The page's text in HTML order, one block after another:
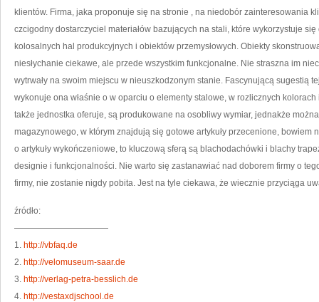
klientów. Firma, jaka proponuje się na stronie , na niedobór zainteresowania
czcigodny dostarczyciel materiałów bazujących na stali, które wykorzystuje
kolosalnych hal produkcyjnych i obiektów przemysłowych. Obiekty
niesłychanie ciekawe, ale przede wszystkim funkcjonalne. Nie straszna im
wytrwały na swoim miejscu w nieuszkodzonym stanie. Fascynującą sugestią
wykonuje ona właśnie o w oparciu o elementy stalowe, w rozlicznych kolorach
także jednostka oferuje, są produkowane na osobliwy wymiar, jednakże
magazynowego, w którym znajdują się gotowe artykuły przecenione, bowiem
o artykuły wykończeniowe, to kluczową sferą są blachodachówki i blachy
designie i funkcjonalności. Nie warto się zastanawiać nad doborem firmy o
firmy, nie zostanie nigdy pobita. Jest na tyle ciekawa, że wiecznie przyciąga
źródło:
———————————
1. http://vbfaq.de
2. http://velomuseum-saar.de
3. http://verlag-petra-besslich.de
4. http://vestaxdjschool.de